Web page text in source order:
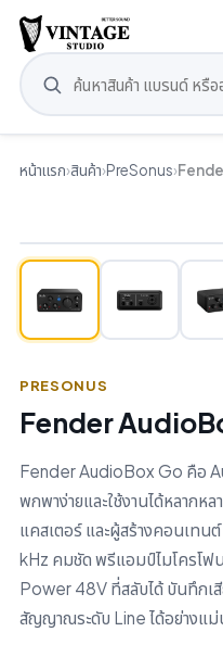
หน้าแรก›สินค้า›PreSonus›
PRESONUS
Fender
Fender AudioBox Go คือ
พกพาง่ายและใช้งานได้หลาก
แคสเตอร์ และผู้สร้างคอนเท
kHz คมชัด พรีแอมป์ไมโครโฟ
Power 48V ที่สลับได้ บันทึกเ
สัญญาณระดับ Line ได้อย่างแม่